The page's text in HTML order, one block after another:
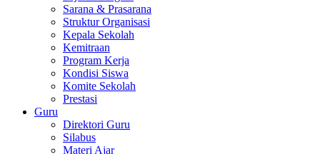
Sarana & Prasarana
Struktur Organisasi
Kepala Sekolah
Kemitraan
Program Kerja
Kondisi Siswa
Komite Sekolah
Prestasi
Guru
Direktori Guru
Silabus
Materi Ajar